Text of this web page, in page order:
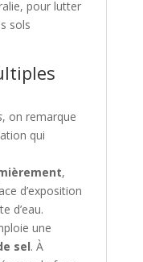
pour lutter
sols
, on remarque
qui
,
d’exposition
d’eau.
une
sel. À